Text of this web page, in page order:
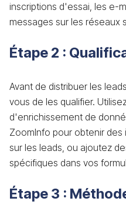
inscriptions d'essai, les e-
messages sur les réseaux
Étape 2 :
Avant de distribuer les
vous de les qualifier.
d'enrichissement de
ZoomInfo pour obtenir
sur les leads, ou ajoutez
spécifiques dans vos
Étape 3 :